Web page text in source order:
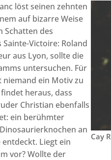
Cay
löst seinen zehnten
auf bizarre Weise
Schatten des
Victoire: Roland
aus Lyon, sollte die
untersuchen. Für
niemand ein Motiv zu
heraus, dass
Christian ebenfalls
ein berühmter
an
Liegt ein
vor? Wollte der